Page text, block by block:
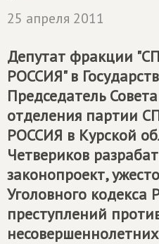
25 апреля 2011
Депутат фракции
РОССИЯ" в
Председатель
отделения партии
РОССИЯ в Курской
Четвериков
законопроект,
Уголовного кодекса
преступлений